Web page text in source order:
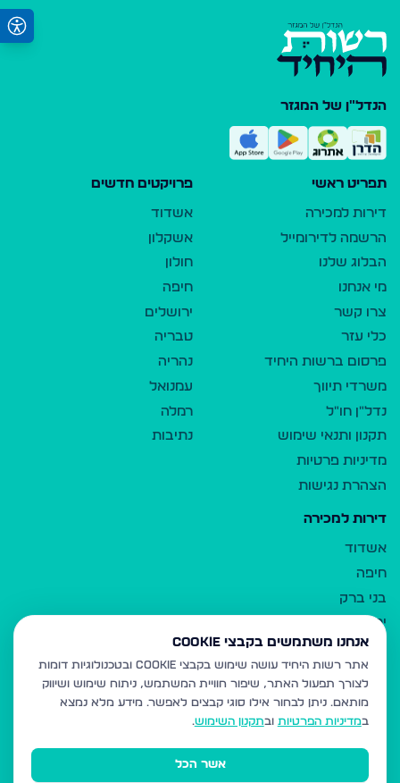
הנדל"ן של המגזר
תפריט ראשי
דירות למכירה
הרשמה לדירומייל
הבלוג שלנו
מי אנחנו
צרו קשר
כלי עזר
פרסום ברשות היחיד
משרדי תיווך
נדל"ן חו"ל
תקנון ותנאי שימוש
מדיניות פרטיות
הצהרת נגישות
פרויקטים חדשים
אשדוד
אשקלון
חולון
חיפה
ירושלים
טבריה
נהריה
עמנואל
רמלה
נתיבות
דירות למכירה
אשדוד
חיפה
בני ברק
ירושלים
אלעד
גבעת זאב
בית שמש
רכסים
מודיעין עילית
אנחנו משתמשים בקבצי Cookie
אתר רשות היחיד עושה שימוש בקבצי Cookie ובטכנולוגיות דומות
לצורך תפעול האתר, שיפור חוויית המשתמש, ניתוח שימוש ושיווק
מותאם. ניתן לבחור אילו סוגי קבצים לאפשר. מידע מלא נמצא
במדיניות הפרטיות ובתקנון השימוש.
אשר הכל